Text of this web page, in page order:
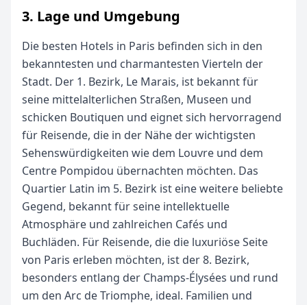
3. Lage und Umgebung
Die besten Hotels in Paris befinden sich in den
bekanntesten und charmantesten Vierteln der
Stadt. Der 1. Bezirk, Le Marais, ist bekannt für
seine mittelalterlichen Straßen, Museen und
schicken Boutiquen und eignet sich hervorragend
für Reisende, die in der Nähe der wichtigsten
Sehenswürdigkeiten wie dem Louvre und dem
Centre Pompidou übernachten möchten. Das
Quartier Latin im 5. Bezirk ist eine weitere beliebte
Gegend, bekannt für seine intellektuelle
Atmosphäre und zahlreichen Cafés und
Buchläden. Für Reisende, die die luxuriöse Seite
von Paris erleben möchten, ist der 8. Bezirk,
besonders entlang der Champs-Élysées und rund
um den Arc de Triomphe, ideal. Familien und